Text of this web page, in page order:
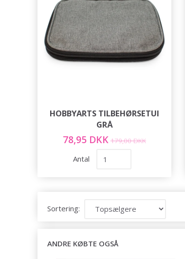
HOBBYARTS TILBEHØRSETUI
GRÅ
78,95 DKK 179,00 DKK
Antal
Sortering:
ANDRE KØBTE OGSÅ